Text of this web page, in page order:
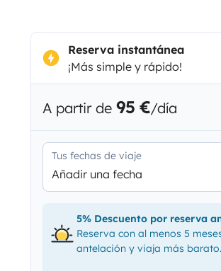
Reserva instantánea
¡Más simple y rápido!
A partir de 95 €/día
Tus fechas de viaje
Añadir una fecha
5% Descuento por reserva
Reserva con al menos 5
antelación y viaja más barato.